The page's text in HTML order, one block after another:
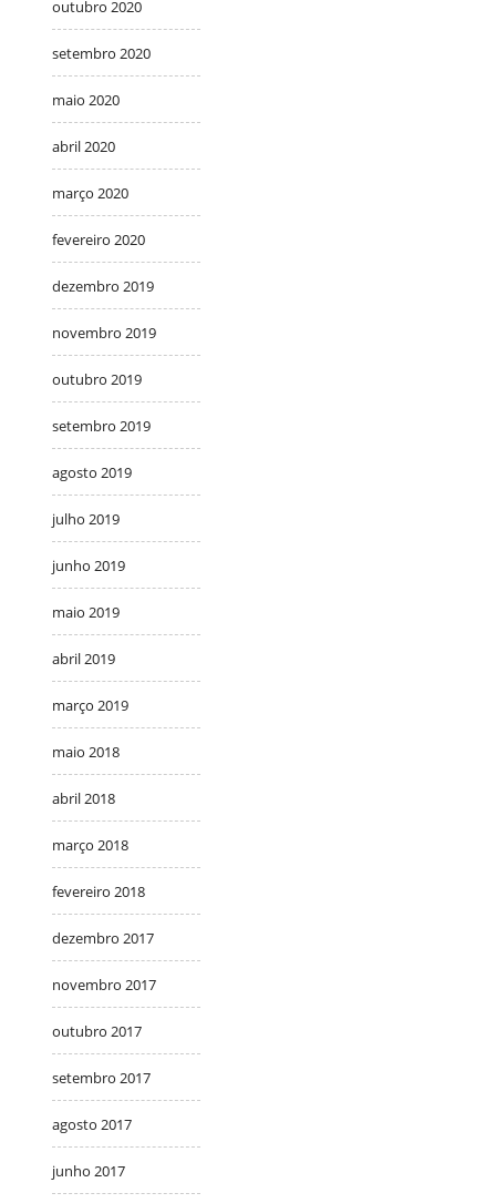
outubro 2020
setembro 2020
maio 2020
abril 2020
março 2020
fevereiro 2020
dezembro 2019
novembro 2019
outubro 2019
setembro 2019
agosto 2019
julho 2019
junho 2019
maio 2019
abril 2019
março 2019
maio 2018
abril 2018
março 2018
fevereiro 2018
dezembro 2017
novembro 2017
outubro 2017
setembro 2017
agosto 2017
junho 2017